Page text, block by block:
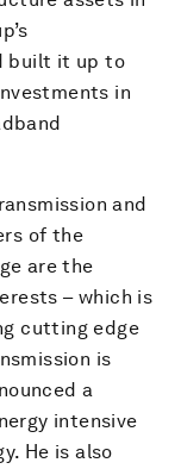
built it up to
in
and
of the
are the
– which is
cutting edge
is
a
intensive
He is also